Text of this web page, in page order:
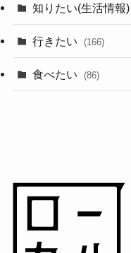
(44)
(1)
知りたい(生活情報)
(10)
(11)
行きたい (166)
(18)
食べたい (86)